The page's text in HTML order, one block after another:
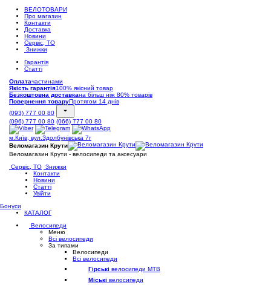
ВЕЛОТОВАРИ
Про магазин
Контакти
Доставка
Новини
Сервіс, ТО
Знижки
Гарантія
Статті
Оплатачастинами
Якість гарантія100% якісний товар
Безкоштовна доставкана більш ніж 80% товарів
Повернення товаруПротягом 14 днів
(093) 777 00 80
(096) 777 00 80 (066) 777 00 80
м.Київ, вул.Здолбунівська 7г
Веломагазин Крути
Веломагазин Крути - велосипеди та аксесуари
Сервіс, ТО Знижки
Контакти
Новини
Статті
Увійти
Бонуси
КАТАЛОГ
Велосипеди
Меню
Всі велосипеди
За типами
Велосипеди
Всі велосипеди
Гірські велосипеди MTB
Міські велосипеди